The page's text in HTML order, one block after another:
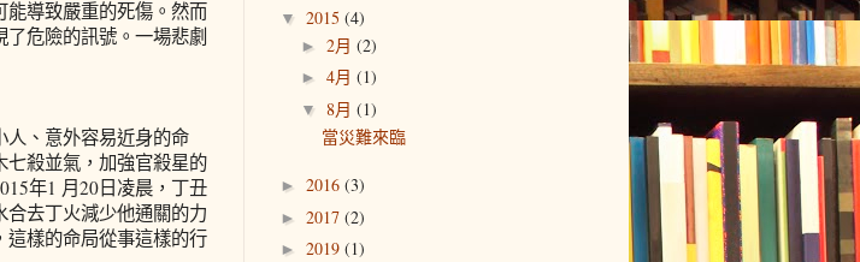
導致嚴重的死傷。然而
危險的訊號。一場悲劇
人、意外容易近身的命
七殺並氣，加強官殺星的
年1 月20日凌晨，丁丑
去丁火減少他通關的力
這樣的命局從事這樣的行
▼ 2015 (4)
► 2月 (2)
► 4月 (1)
▼ 8月 (1)
當災難來臨
► 2016 (3)
► 2017 (2)
► 2019 (1)